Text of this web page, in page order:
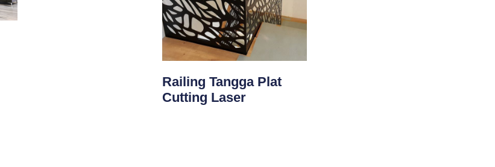
Railing Tangga Plat
Cutting Laser